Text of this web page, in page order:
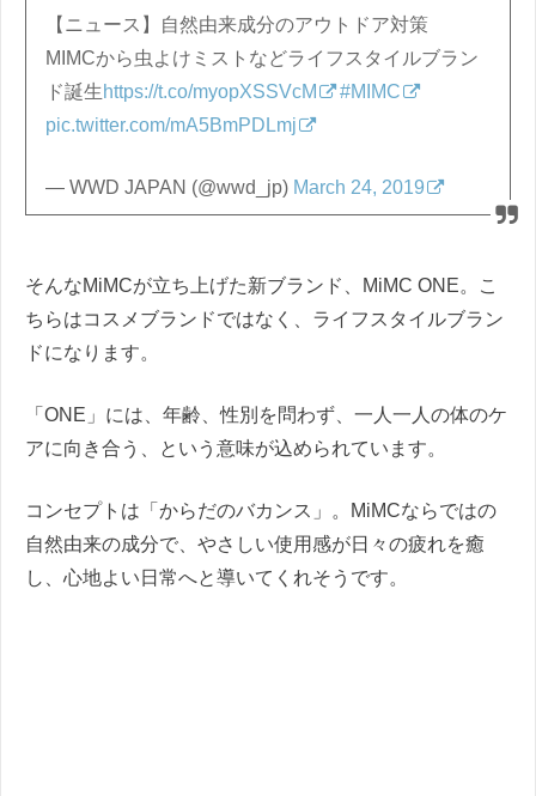
【ニュース】自然由来成分のアウトドア対策
MIMCから虫よけミストなどライフスタイルブラン
ド誕生https://t.co/myopXSSVcM
#MIMC
pic.twitter.com/mA5BmPDLmj
— WWD JAPAN (@wwd_jp) March 24, 2019
そんなMiMCが立ち上げた新ブランド、MiMC ONE。こ
ちらはコスメブランドではなく、ライフスタイルブラン
ドになります。
「ONE」には、年齢、性別を問わず、一人一人の体のケ
アに向き合う、という意味が込められています。
コンセプトは「からだのバカンス」。MiMCならではの
自然由来の成分で、やさしい使用感が日々の疲れを癒
し、心地よい日常へと導いてくれそうです。